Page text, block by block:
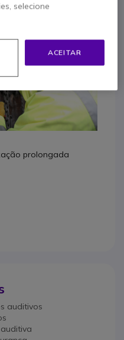
ruidosos.
prolongada
auditivos
selecione
ACEITAR